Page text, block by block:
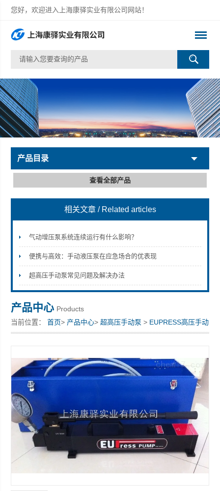
您好，欢迎进入上海康驿实业有限公司网站！
上海康驿实业有限公司
产品目录
查看全部产品
相关文章 / Related articles
气动增压泵系统连续运行有什么影响？
便携与高效：手动液压泵在应急场合的优表现
超高压手动泵常见问题及解决办法
产品中心 Products
当前位置：首页> 产品中心>超高压手动泵 > EUPRESS高压手动
泵> EUPRESS高压手动泵 europress手动泵